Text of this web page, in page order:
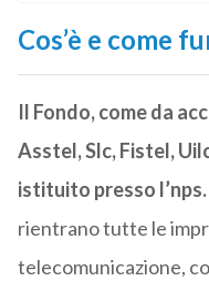
Cos’è e come
Il Fondo, come da
Asstel, Slc, Fistel,
istituito presso l’nps.
rientrano tutte le
telecomunicazione,